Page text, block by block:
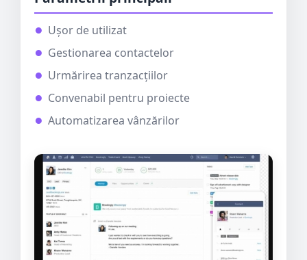
Ușor de utilizat
Gestionarea contactelor
Urmărirea tranzacțiilor
Convenabil pentru proiecte
Automatizarea vânzărilor